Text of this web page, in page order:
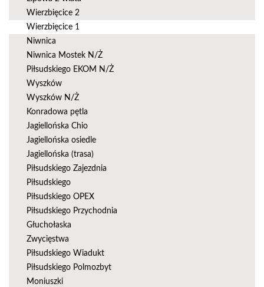
Wierzbięcice 2
Wierzbięcice 1
Niwnica
Niwnica Mostek N/Ż
Piłsudskiego EKOM N/Ż
Wyszków
Wyszków N/Ż
Konradowa pętla
Jagiellońska Chio
Jagiellońska osiedle
Jagiellońska (trasa)
Piłsudskiego Zajezdnia
Piłsudskiego
Piłsudskiego OPEX
Piłsudskiego Przychodnia
Głuchołaska
Zwycięstwa
Piłsudskiego Wiadukt
Piłsudskiego Polmozbyt
Moniuszki